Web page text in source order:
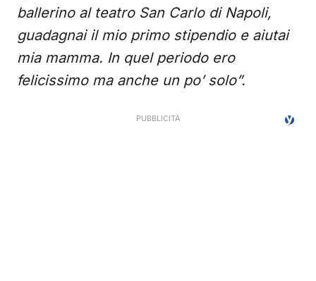
ballerino al teatro San Carlo di Napoli,
guadagnai il mio primo stipendio e aiutai
mia mamma. In quel periodo ero
felicissimo ma anche un po’ solo”.